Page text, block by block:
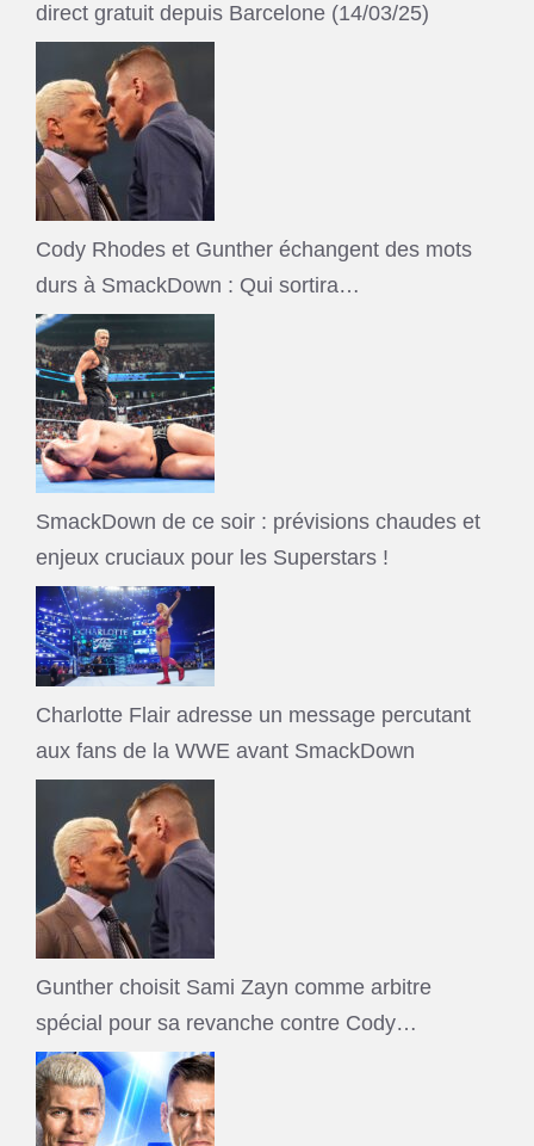
direct gratuit depuis Barcelone (14/03/25)
Cody Rhodes et Gunther échangent des mots
durs à SmackDown : Qui sortira…
SmackDown de ce soir : prévisions chaudes et
enjeux cruciaux pour les Superstars !
Charlotte Flair adresse un message percutant
aux fans de la WWE avant SmackDown
Gunther choisit Sami Zayn comme arbitre
spécial pour sa revanche contre Cody…